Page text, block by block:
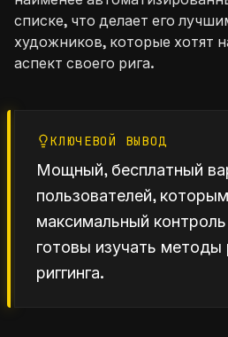
списке, что делает его
художников, которые хотят
аспект своего рига.
КЛЮЧЕВОЙ ВЫВОД
Мощный, бесплатный
пользователей,
максимальный
готовы изучать методы
риггинга.